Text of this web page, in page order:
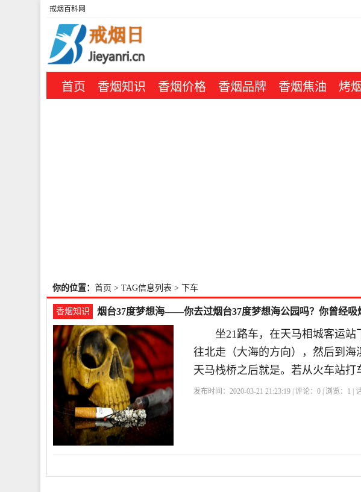
戒烟百科网
首页 香烟知识 香烟价格 香烟品牌 香烟焦油 烤
你的位置： 首页 > TAG信息列表 > 下车
香烟知识 烟台37度梦想海——你去过烟台37度梦想海公园吗？你曾经吸
坐21路车，在天马相城客运站
往北走（大海的方向），然后到
天马栈桥之后就是。若从火车站打
发布时间：2020-03-21 21:23:19 | 评论：0 | 浏览： 1 |